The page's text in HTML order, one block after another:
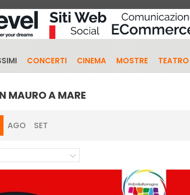
CONCERTI CINEMA MOSTRE TEATRO
MAURO A MARE
AGO SET